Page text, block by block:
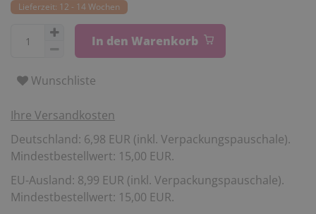
Lieferzeit: 12 - 14 Wochen
In den Warenkorb
Wunschliste
Ihre Versandkosten
Deutschland: 6,98 EUR (inkl. Verpackungspauschale).
Mindestbestellwert: 15,00 EUR.
EU-Ausland: 8,99 EUR (inkl. Verpackungspauschale).
Mindestbestellwert: 15,00 EUR.